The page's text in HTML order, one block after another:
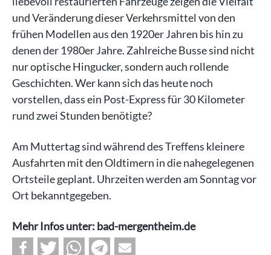
und Veränderung dieser Verkehrsmittel von den
frühen Modellen aus den 1920er Jahren bis hin zu
denen der 1980er Jahre. Zahlreiche Busse sind nicht
nur optische Hingucker, sondern auch rollende
Geschichten. Wer kann sich das heute noch
vorstellen, dass ein Post-Express für 30 Kilometer
rund zwei Stunden benötigte?
Am Muttertag sind während des Treffens kleinere
Ausfahrten mit den Oldtimern in die nahegelegenen
Ortsteile geplant. Uhrzeiten werden am Sonntag vor
Ort bekanntgegeben.
Mehr Infos unter: bad-mergentheim.de